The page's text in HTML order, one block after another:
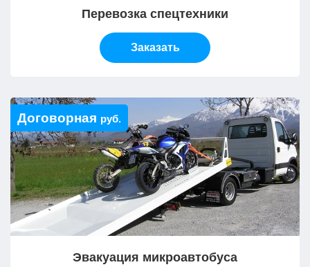
Перевозка спецтехники
Заказать
Договорная руб.
Эвакуация микроавтобуса